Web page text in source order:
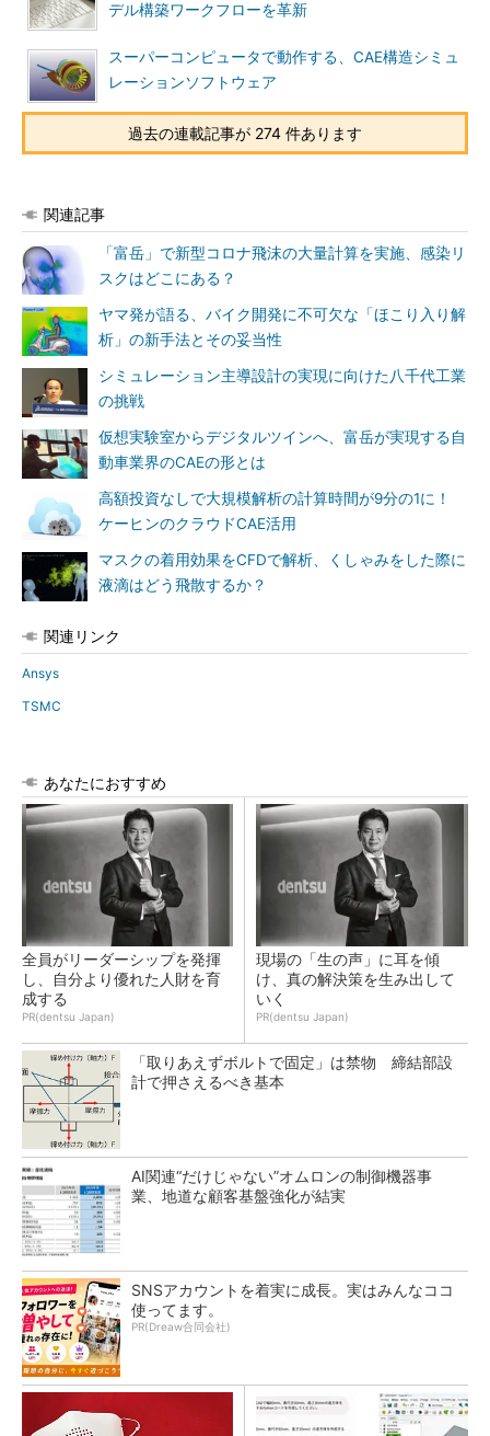
デル構築ワークフローを革新
スーパーコンピュータで動作する、CAE構造シミュ
レーションソフトウェア
過去の連載記事が 274 件あります
関連記事
「富岳」で新型コロナ飛沫の大量計算を実施、感染リ
スクはどこにある？
ヤマ発が語る、バイク開発に不可欠な「ほこり入り解
析」の新手法とその妥当性
シミュレーション主導設計の実現に向けた八千代工業
の挑戦
仮想実験室からデジタルツインへ、富岳が実現する自
動車業界のCAEの形とは
高額投資なしで大規模解析の計算時間が9分の1に！
ケーヒンのクラウドCAE活用
マスクの着用効果をCFDで解析、くしゃみをした際に
液滴はどう飛散するか？
関連リンク
Ansys
TSMC
あなたにおすすめ
全員がリーダーシップを発揮
し、自分より優れた人財を育
成する
PR(dentsu Japan)
現場の「生の声」に耳を傾
け、真の解決策を生み出して
いく
PR(dentsu Japan)
「取りあえずボルトで固定」は禁物 締結部設
計で押さえるべき基本
AI関連“だけじゃない”オムロンの制御機器事
業、地道な顧客基盤強化が結実
SNSアカウントを着実に成長。実はみんなココ
使ってます。
PR(Dreaw合同会社)